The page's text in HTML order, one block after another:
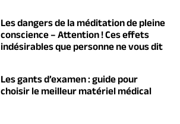
Les dangers de la méditation de pleine
conscience – Attention ! Ces effets
indésirables que personne ne vous dit
Les gants d’examen : guide pour
choisir le meilleur matériel médical